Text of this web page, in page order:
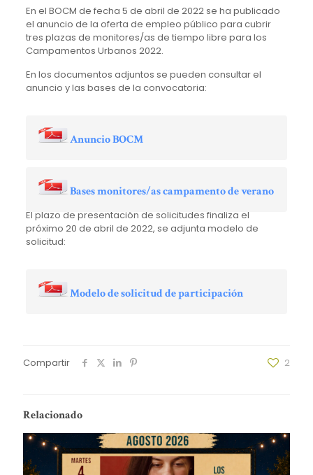
En el BOCM de fecha 5 de abril de 2022 se ha publicado
el anuncio de la oferta de empleo público para cubrir
tres plazas de monitores/as de tiempo libre para los
Campamentos Urbanos 2022.
En los documentos adjuntos se pueden consultar el
anuncio y las bases de la convocatoria:
Anuncio BOCM
Bases monitores/as campamento de verano
El plazo de presentación de solicitudes finaliza el
próximo 20 de abril de 2022, se adjunta modelo de
solicitud:
Modelo de solicitud de participación
Compartir 2
Relacionado